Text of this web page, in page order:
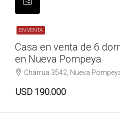
EN VENTA
Casa en venta de 6
en Nueva Pompeya
Charrua 3542, Nueva
USD 190.000